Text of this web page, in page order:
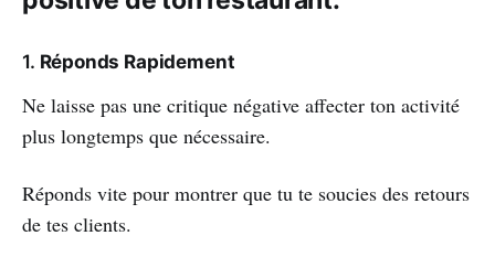
1. Réponds Rapidement
Ne laisse pas une critique négative affecter ton activité
plus longtemps que nécessaire.
Réponds vite pour montrer que tu te soucies des retours
de tes clients.